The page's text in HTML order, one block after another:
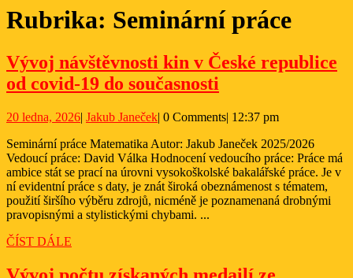
CLOSE
BUTTON
Rubrika: Seminární práce
Vývoj návštěvnosti kin v České republice
od covid-19 do současnosti
kin
v České
republice
od
covid-
20 ledna, 202620
2026
| Jakub JanečekJakub
| 0 Comments| 12:37 pm
Seminární práce Matematika Autor: Jakub Janeček 2025/2026
Vedoucí práce: David Válka Hodnocení vedoucího práce: Práce má
ambice stát se prací na úrovni vysokoškolské bakalářské práce. Je v
ní evidentní práce s daty, je znát široká obeznámenost s tématem,
použití širšího výběru zdrojů, nicméně je poznamenaná drobnými
pravopisnými a stylistickými chybami. ...
ČÍST DÁLE